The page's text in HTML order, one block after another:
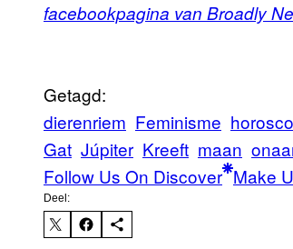
facebookpagina van Broadly
Getagd:
dierenriem Feminisme
Gat Júpiter Kreeft maan
Follow Us On Discover Make
Deel: